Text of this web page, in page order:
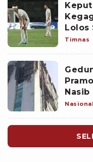
Lolos
Timnas
Nasib
Nasional